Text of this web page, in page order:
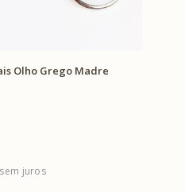
Olho Grego Madre